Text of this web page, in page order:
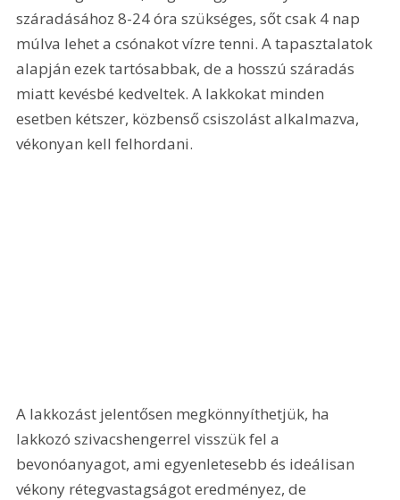
száradásához 8-24 óra szükséges, sőt csak 4 nap
múlva lehet a csónakot vízre tenni. A tapasztalatok
alapján ezek tartósabbak, de a hosszú száradás
miatt kevésbé kedveltek. A lakkokat minden
esetben kétszer, közbenső csiszolást alkalmazva,
vékonyan kell felhordani.
A lakkozást jelentősen megkönnyíthetjük, ha
lakkozó szivacshengerrel visszük fel a
bevonóanyagot, ami egyenletesebb és ideálisan
vékony rétegvastagságot eredményez, de